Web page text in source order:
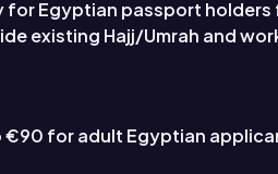
for Egyptian passport
existing Hajj/Umrah and
for adult Egyptian